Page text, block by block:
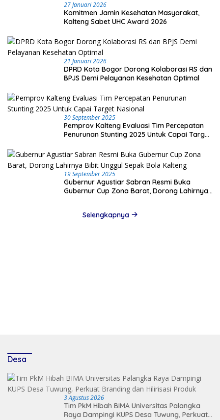
27 Januari 2026
Komitmen Jamin Kesehatan Masyarakat,
Kalteng Sabet UHC Award 2026
21 Januari 2026
DPRD Kota Bogor Dorong Kolaborasi RS dan
BPJS Demi Pelayanan Kesehatan Optimal
30 September 2025
Pemprov Kalteng Evaluasi Tim Percepatan
Penurunan Stunting 2025 Untuk Capai Target
19 September 2025
Gubernur Agustiar Sabran Resmi Buka
Gubernur Cup Zona Barat, Dorong Lahirnya
Selengkapnya
Desa
3 Agustus 2026
Tim PkM Hibah BIMA Universitas Palangka
Raya Dampingi KUPS Desa Tuwung, Perkuat